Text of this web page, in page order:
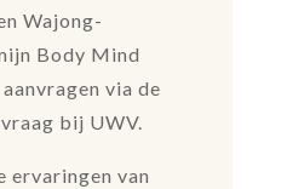
Wajong-
Body Mind
via de
bij UWV.
ervaringen van